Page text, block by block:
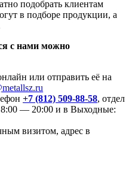
подобрать клиентам
в подборе продукции, а
с нами можно
или отправить её на
+7 (812) 509-88-58, отдел
8:00 — 20:00 и в Выходные:
визитом, адрес в